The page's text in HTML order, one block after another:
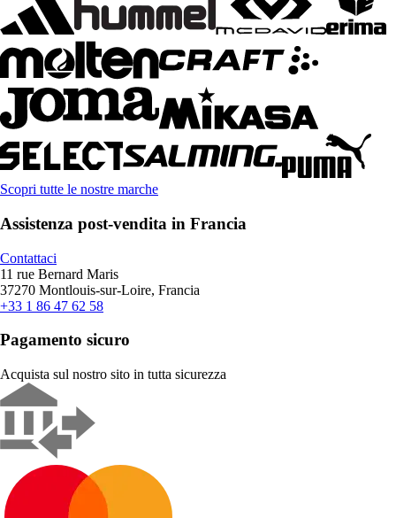
Scopri tutte le nostre marche
Assistenza post-vendita in Francia
Contattaci
11 rue Bernard Maris
37270 Montlouis-sur-Loire, Francia
+33 1 86 47 62 58
Pagamento sicuro
Acquista sul nostro sito in tutta sicurezza